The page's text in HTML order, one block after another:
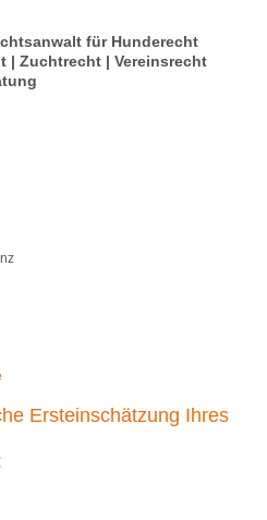
für Hunderecht
| Zuchtrecht | Vereinsrecht
Ersteinschätzung Ihres